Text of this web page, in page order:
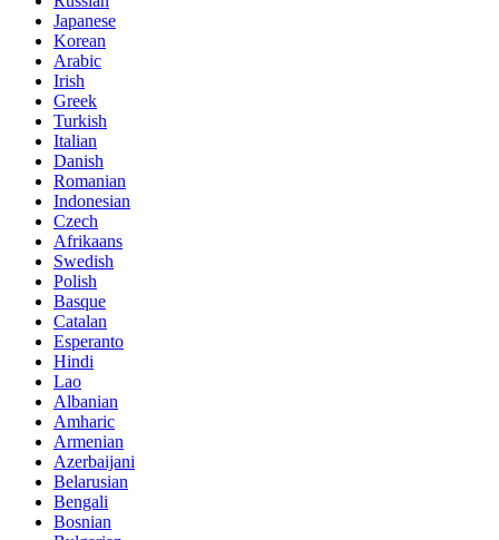
Japanese
Korean
Arabic
Irish
Greek
Turkish
Italian
Danish
Romanian
Indonesian
Czech
Afrikaans
Swedish
Polish
Basque
Catalan
Esperanto
Hindi
Lao
Albanian
Amharic
Armenian
Azerbaijani
Belarusian
Bengali
Bosnian